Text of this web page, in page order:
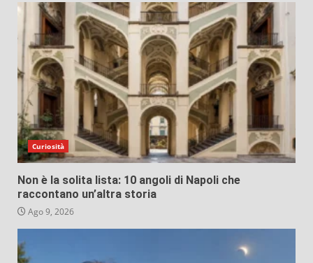
Curiosità
Non è la solita lista: 10 angoli di Napoli che
raccontano un’altra storia
Ago 9, 2026